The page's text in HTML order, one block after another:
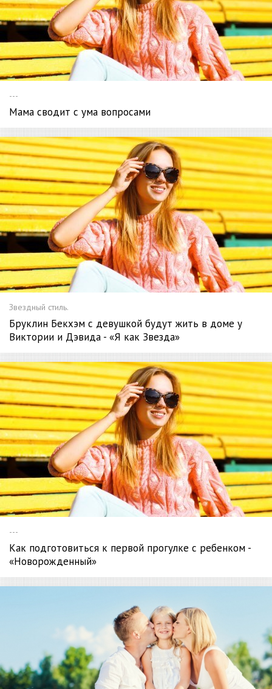
---
Мама сводит с ума вопросами
Звездный стиль.
Бруклин Бекхэм с девушкой будут жить в доме у
Виктории и Дэвида - «Я как Звезда»
---
Как подготовиться к первой прогулке с ребенком -
«Новорожденный»